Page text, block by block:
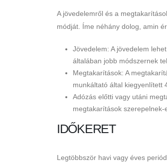
A jövedelemről és a
módját. Íme néhány dolog, amin
Jövedelem: A jövedelem
általában jobb módszernek
Megtakarítások: A
munkáltató által kiegyenlített
Adózás előtti vagy utáni
megtakarítások
IDŐKERET
Legtöbbször havi vagy éves